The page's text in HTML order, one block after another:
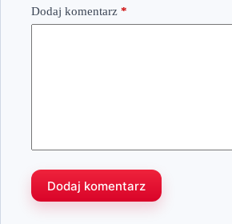
Dodaj komentarz *
Dodaj komentarz